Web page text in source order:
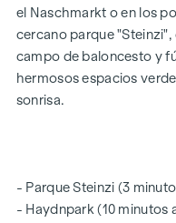
el Naschmarkt o en los
cercano parque
campo de baloncesto y
hermosos espacios
sonrisa.
- Parque Steinzi (3
- Haydnpark (10 minutos